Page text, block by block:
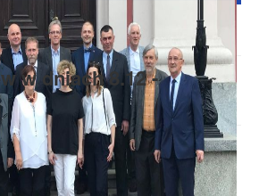
w dniach 8.12 -